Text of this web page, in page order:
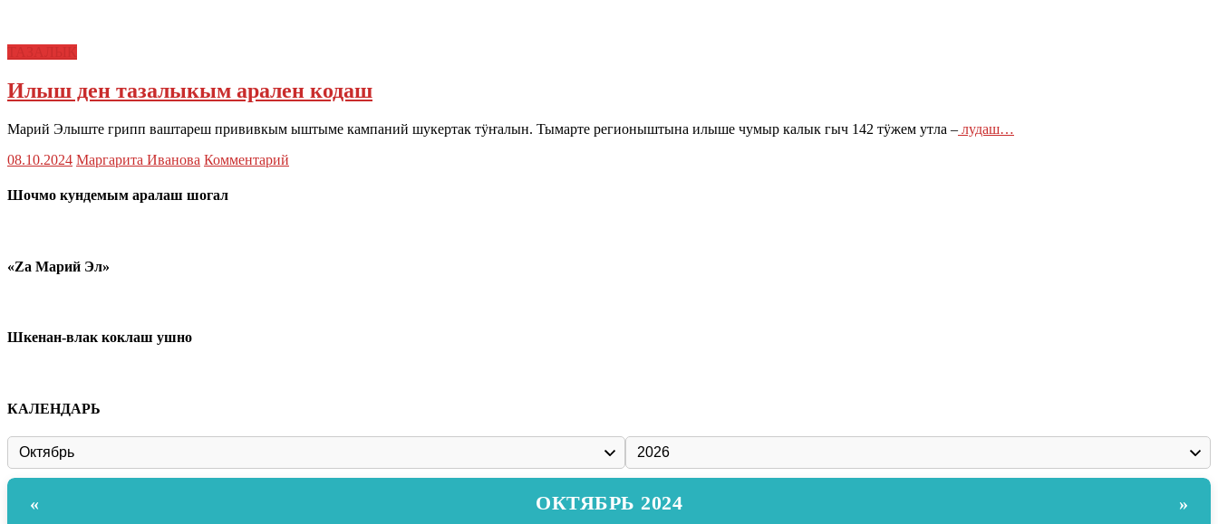
Илыш ден тазалыкым арален кодаш
Марий Элыште грипп ваштареш прививкым ыштыме кампаний шукертак тӱҥалын. Тымарте регионыштына илыше чумыр калык гыч 142 тӱжем утла – лудаш…
08.10.2024 Маргарита Иванова Комментарий
Шочмо кундемым аралаш шогал
«Zа Марий Эл»
Шкенан-влак коклаш ушно
КАЛЕНДАРЬ
« ОКТЯБРЬ 2024 »